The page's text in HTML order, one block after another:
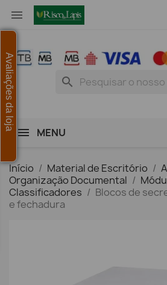

search
MENU
Início Material de Escritório
Organização Documental
Classificadores
Blocos de
e fechadura
Avaliações da loja